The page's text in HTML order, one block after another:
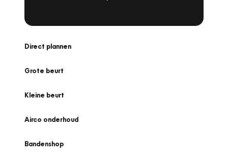
Direct plannen
Grote beurt
Kleine beurt
Airco onderhoud
Bandenshop